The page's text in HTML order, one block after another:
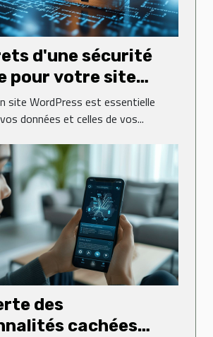
d'une sécurité
pour votre site
site WordPress est essentielle
données et celles de vos...
des
cachées